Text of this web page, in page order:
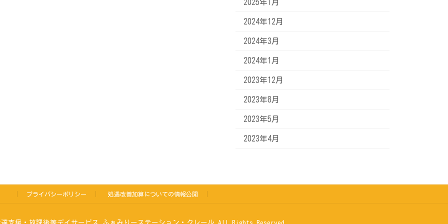
2025年1月
2024年12月
2024年3月
2024年1月
2023年12月
2023年8月
2023年5月
2023年4月
プライバシーポリシー 処遇改善加算についての情報公開
支援・放課後等デイサービス ふぁみりーステーション・クレール All Rights Reserved.